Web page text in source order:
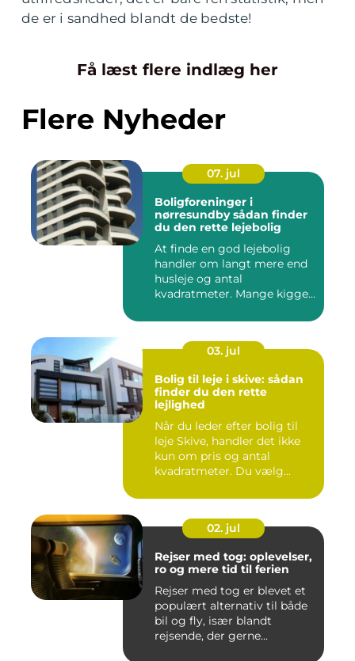
de er i sandhed blandt de bedste!
Få læst flere indlæg her
Flere Nyheder
07. jul
Boligforeninger i
nørresundby sådan finder
du den rette lejebolig
At finde en god lejebolig
handler om langt mere end
husleje og antal
kvadratmeter. Mange kigger
03. jul
Bolig til leje i skive: sådan
finder du den rette
lejlighed
Når du leder efter bolig til
leje Skive, handler det ikke
kun om pris og antal
kvadratmeter. Du vælg...
02. jul
Rejser med tog: oplevelser,
ro og mere tid til ferien
Rejser med tog er blevet et
populært alternativ til både
bil og fly, især blandt
rejsende, der gerne...